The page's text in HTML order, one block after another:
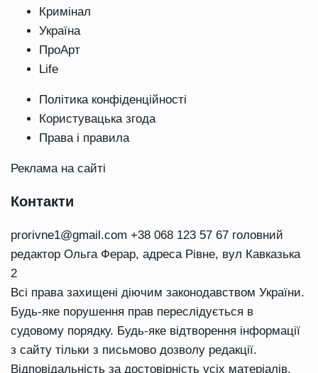
Кримінал
Україна
ПроАрт
Life
Політика конфіденційності
Користувацька згода
Права і правила
Реклама на сайті
Контакти
prorivne1@gmail.com +38 068 123 57 67 головний
редактор Ольга Ферар, адреса Рівне, вул Кавказька
2
Всі права захищені діючим законодавством України.
Будь-яке порушення прав переслідується в
судовому порядку. Будь-яке відтворення інформації
з сайту тільки з письмово дозволу редакції.
Відповідальність за достовірність усіх матеріалів,